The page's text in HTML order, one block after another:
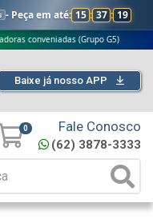
- Peça em até: 15 : 37 : 18
(Grupo G5) 🎁
Baixe já nosso APP
0 Fale Conosco
(62) 3878-3333